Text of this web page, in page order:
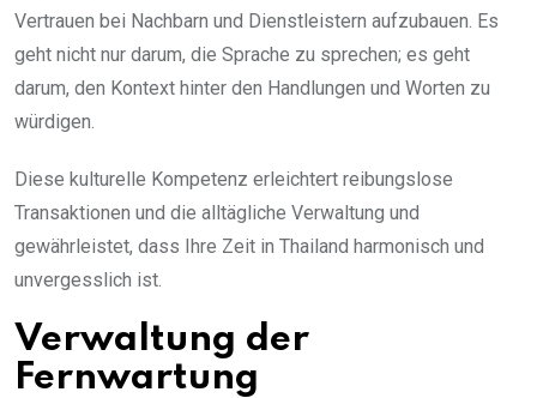
Vertrauen bei Nachbarn und Dienstleistern aufzubauen. Es
geht nicht nur darum, die Sprache zu sprechen; es geht
darum, den Kontext hinter den Handlungen und Worten zu
würdigen.
Diese kulturelle Kompetenz erleichtert reibungslose
Transaktionen und die alltägliche Verwaltung und
gewährleistet, dass Ihre Zeit in Thailand harmonisch und
unvergesslich ist.
Verwaltung der
Fernwartung